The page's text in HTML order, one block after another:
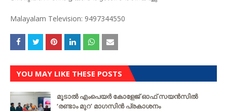
Malayalam Television: 9497344550
YOU MAY LIKE THESE POSTS
മൂടാൽ എംപെയർ കോളേജ് ഓഫ് സയൻസിൽ
‘രണ്ടാം മുറ’ മാഗസിൻ പ്രകാശനം